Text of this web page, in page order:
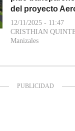
del proyecto
12/11/2025 - 11:47
CRISTHIAN
Manizales